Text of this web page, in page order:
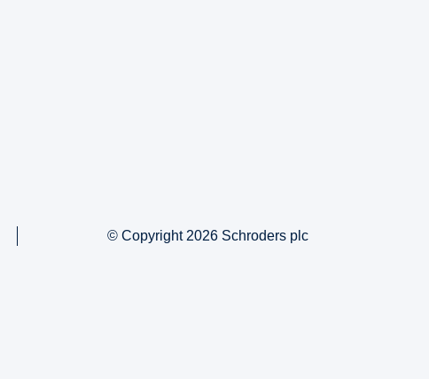
© Copyright 2026 Schroders plc